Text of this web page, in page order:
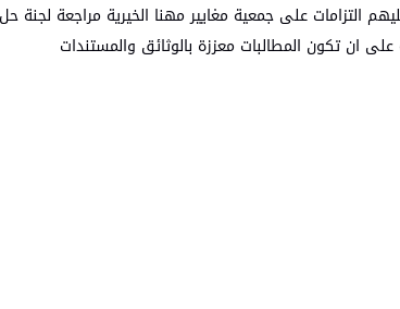
التزامات على جمعية مغايير مهنا الخيرية مراجعة لجنة
ان تكون المطالبات معززة بالوثائق والمستندات